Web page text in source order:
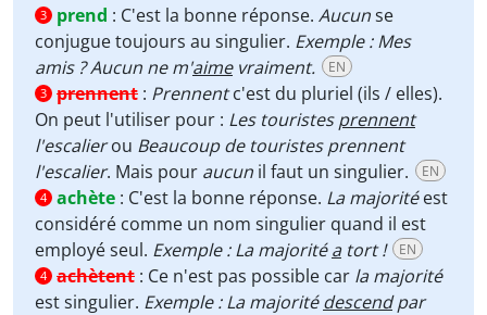
3 prend : C'est la bonne réponse. Aucunse
conjugue toujours au singulier. Exemple : Mes
amis ? Aucun ne m'aimevraiment. EN
3 prennent : Prennentc'est du pluriel (ils / elles).
On peut l'utiliser pour : Les touristesprennent
l'escalierou Beaucoup de touristes prennent
l'escalier. Mais pour aucun il faut un singulier. EN
4 achète : C'est la bonne réponse. La majoritéest
considéré comme un nom singulier quand il est
employé seul. Exemple : La majoritéatort ! EN
4 achètent : Ce n'est pas possible car la majorité
est singulier. Exemple : La majoritédescendpar